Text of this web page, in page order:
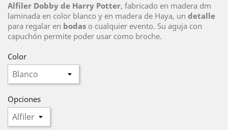
Alfiler Dobby de Harry Potter, fabricado en madera dm
laminada en color blanco y en madera de Haya, un detalle
para regalar en bodas o cualquier evento. Su aguja con
capuchón permite poder usar como broche.
Color
Opciones